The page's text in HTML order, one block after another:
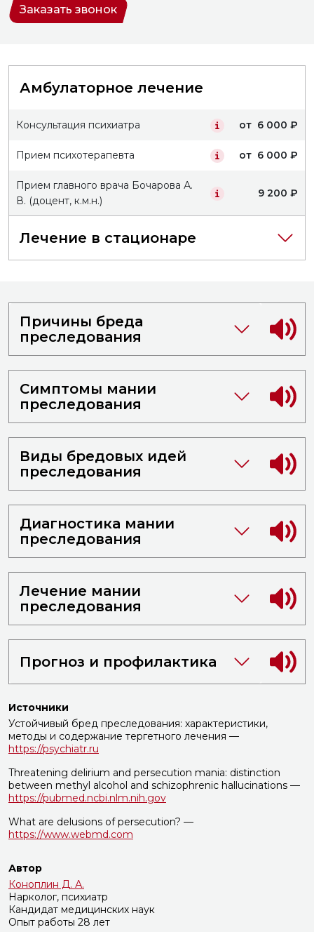
20:00
Заказать звонок
Амбулаторное лечение
Консультация психиатра от 6 000 ₽
Прием психотерапевта от 6 000 ₽
Прием главного врача Бочарова А.
В. (доцент, к.м.н.)
9 200 ₽
Лечение в стационаре
Причины бреда
преследования
Симптомы мании
преследования
Виды бредовых идей
преследования
Диагностика мании
преследования
Лечение мании
преследования
Прогноз и профилактика
Источники
Устойчивый бред преследования: характеристики,
методы и содержание тергетного лечения —
https://psychiatr.ru
Threatening delirium and persecution mania: distinction
between methyl alcohol and schizophrenic hallucinations —
https://pubmed.ncbi.nlm.nih.gov
What are delusions of persecution? —
https://www.webmd.com
Автор
Коноплин Д. А.
Нарколог, психиатр
Кандидат медицинских наук
Опыт работы 28 лет